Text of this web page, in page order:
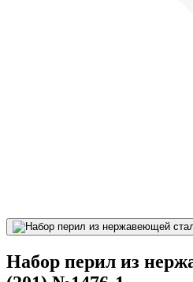
Набор перил из